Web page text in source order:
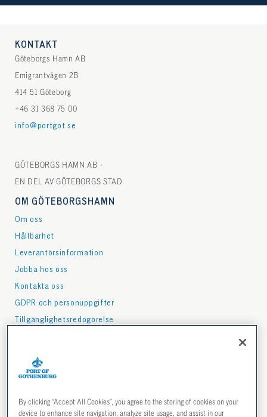
KONTAKT
Göteborgs Hamn AB
Emigrantvägen 2B
414 51 Göteborg
+46 31 368 75 00
info@portgot.se
GÖTEBORGS HAMN AB -
EN DEL AV GÖTEBORGS STAD
OM GÖTEBORGSHAMN
Om oss
Hållbarhet
Leverantörsinformation
Jobba hos oss
Kontakta oss
GDPR och personuppgifter
Tillgänglighetsredogörelse
Nyhetsbrev
Publikationer
By clicking “Accept All Cookies”, you agree to the storing of cookies on your
device to enhance site navigation, analyze site usage, and assist in our